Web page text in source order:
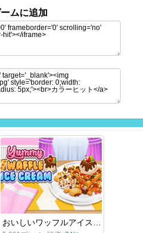
ムに追加